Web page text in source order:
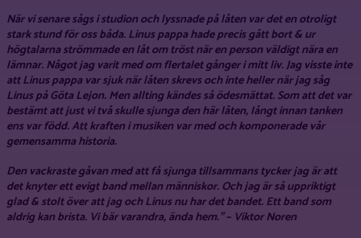
När vi senare sågs i studion och lyssnade på låten var det en otroligt
stark stund för oss båda. Linus pappa hade precis gått bort & ur
högtalarna strömmade en låt om tröst när en person väldigt nära en
lämnar. Något jag varit med om flertalet gånger i mitt liv. Jag visste inte
att Linus pappa var sjuk när låten skrevs och inte heller när jag såg
Linus på Göta Lejon. Men allting kändes så ödesmättat. Som att det var
bestämt att just vi två skulle sjunga den här låten, långt innan tanken
ens var född. Att kraften i musiken var med och komponerade vår
gemensamma historia.
Den vackraste gåvan med att få sjunga tillsammans tycker jag är att
det knyter ett evigt band mellan människor. Och jag är så uppriktigt
glad & stolt över att jag och Linus nu har det bandet. Ett band som
aldrig kan brista. Vi bär varandra, ända hem.”– Viktor Noren